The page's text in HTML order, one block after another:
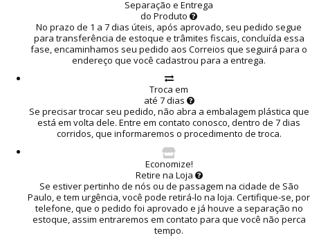
Separação e Entrega
do Produto
No prazo de 1 a 7 dias úteis, após aprovado, seu pedido segue
para transferência de estoque e trâmites fiscais, concluída essa
fase, encaminhamos seu pedido aos Correios que seguirá para o
endereço que você cadastrou para a entrega.
Troca em
até 7 dias
Se precisar trocar seu pedido, não abra a embalagem plástica que
está em volta dele. Entre em contato conosco, dentro de 7 dias
corridos, que informaremos o procedimento de troca.
Economize!
Retire na Loja
Se estiver pertinho de nós ou de passagem na cidade de São
Paulo, e tem urgência, você pode retirá-lo na loja. Certifique-se, por
telefone, que o pedido foi aprovado e já houve a separação no
estoque, assim entraremos em contato para que você não perca
tempo.